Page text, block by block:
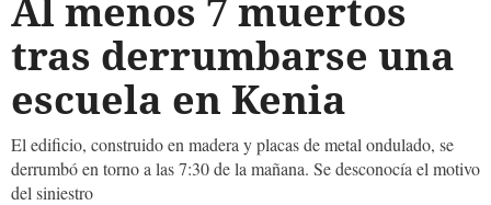
Al menos 7 muertos
tras derrumbarse una
escuela en Kenia
El edificio, construido en madera y placas de metal ondulado, se
derrumbó en torno a las 7:30 de la mañana. Se desconocía el motivo
del siniestro